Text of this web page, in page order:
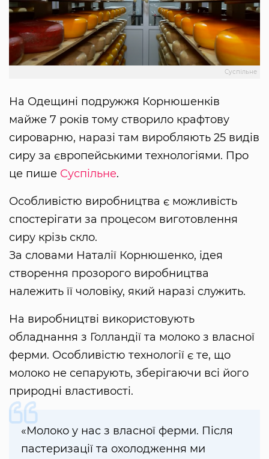
Суспільне
На Одещині подружжя Корнюшенків
майже 7 років тому створило крафтову
сироварню, наразі там виробляють 25 видів
сиру за європейськими технологіями. Про
це пише Суспільне.
Особливістю виробництва є можливість
спостерігати за процесом виготовлення
сиру крізь скло.
За словами Наталії Корнюшенко, ідея
створення прозорого виробництва
належить її чоловіку, який наразі служить.
На виробництві використовують
обладнання з Голландії та молоко з власної
ферми. Особливістю технології є те, що
молоко не сепарують, зберігаючи всі його
природні властивості.
«Молоко у нас з власної ферми. Після
пастеризації та охолодження ми